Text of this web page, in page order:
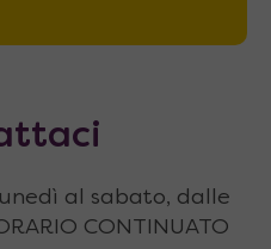
al sabato, dalle
CONTINUATO